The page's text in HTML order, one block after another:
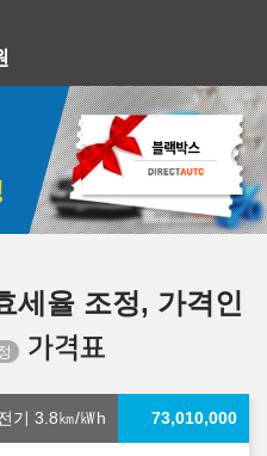
세율 조정, 가격인
가격표
기 3.8㎞/㎾h 73,010,000